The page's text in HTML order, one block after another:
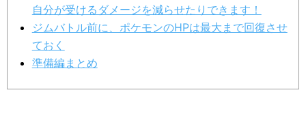
自分が受けるダメージを減らせたりできます！
ジムバトル前に、ポケモンのHPは最大まで回復させ
ておく
準備編まとめ